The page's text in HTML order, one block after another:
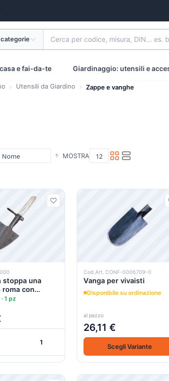
Cerca per codice, misura, DIN... es.
e fai-da-te Giardinaggio: utensili e
Utensili da Giardino Zappe e vanghe
MOSTRA
stoppa una
con
e staffa
1 pz
+
+
Carrello
Cod.Art. CONF-0006709-0
Vanga per vivaisti
Disponibile su ordinazione
al pezzo
26,11 €
Scegli Variante